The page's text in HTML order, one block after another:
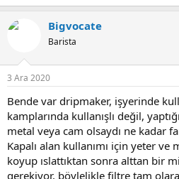
Bigvocate
Barista
3 Ara 2020
Bende var dripmaker, işyerinde
kamplarında kullanışlı değil,
metal veya cam olsaydı ne kadar
Kapalı alan kullanımı için yeter ve
koyup ıslattıktan sonra alttan bir
gerekiyor, böylelikle filtre tam